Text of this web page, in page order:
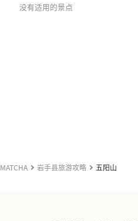
没有适用的景点
MATCHA 岩手县旅游攻略 五阳山